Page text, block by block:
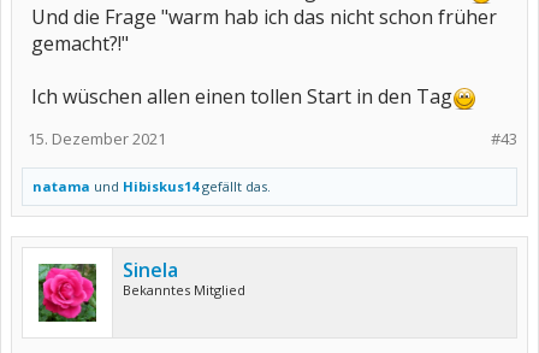
Und die Frage "warm hab ich das nicht schon früher
gemacht?!"
Ich wüschen allen einen tollen Start in den Tag
#43
15. Dezember 2021
natama und Hibiskus14gefällt das.
Sinela
Bekanntes Mitglied